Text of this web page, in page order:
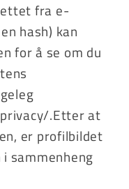
fra e-
hash) kan
for å se om du
.Etter at
er profilbildet
sammenheng